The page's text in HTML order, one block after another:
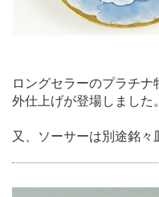
ロングセラーのプラチ
外仕上げが登場しました。
又、ソーサーは別途銘々